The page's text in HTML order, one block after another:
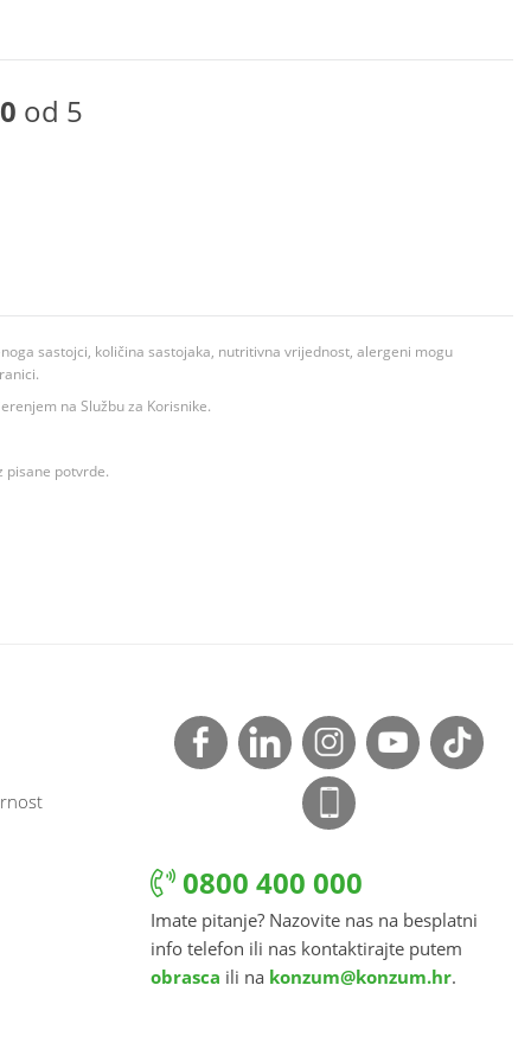
0 od 5
sastojci, količina sastojaka, nutritivna vrijednost, alergeni mogu
na Službu za Korisnike.
pisane potvrde.
0800 400 000
Imate pitanje? Nazovite nas na besplatni
info telefon ili nas kontaktirajte putem
obrasca ili na konzum@konzum.hr.